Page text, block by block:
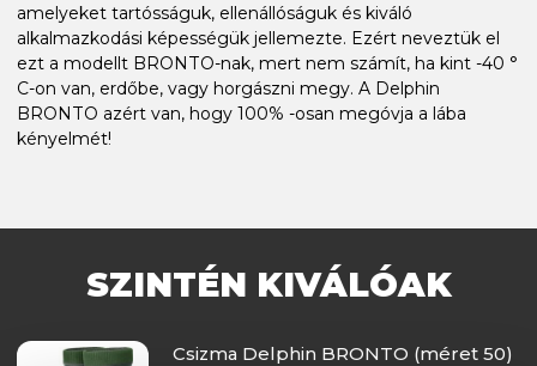
amelyeket tartósságuk, ellenállóságuk és kiváló
alkalmazkodási képességük jellemezte. Ezért neveztük el
ezt a modellt BRONTO-nak, mert nem számít, ha kint -40 °
C-on van, erdőbe, vagy horgászni megy. A Delphin
BRONTO azért van, hogy 100% -osan megóvja a lába
kényelmét!
SZINTÉN KIVÁLÓAK
Csizma Delphin BRONTO (méret 50)